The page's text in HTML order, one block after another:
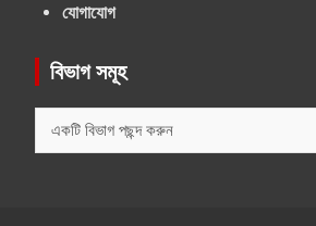
যোগাযোগ
বিভাগ সমূহ
সমূহ